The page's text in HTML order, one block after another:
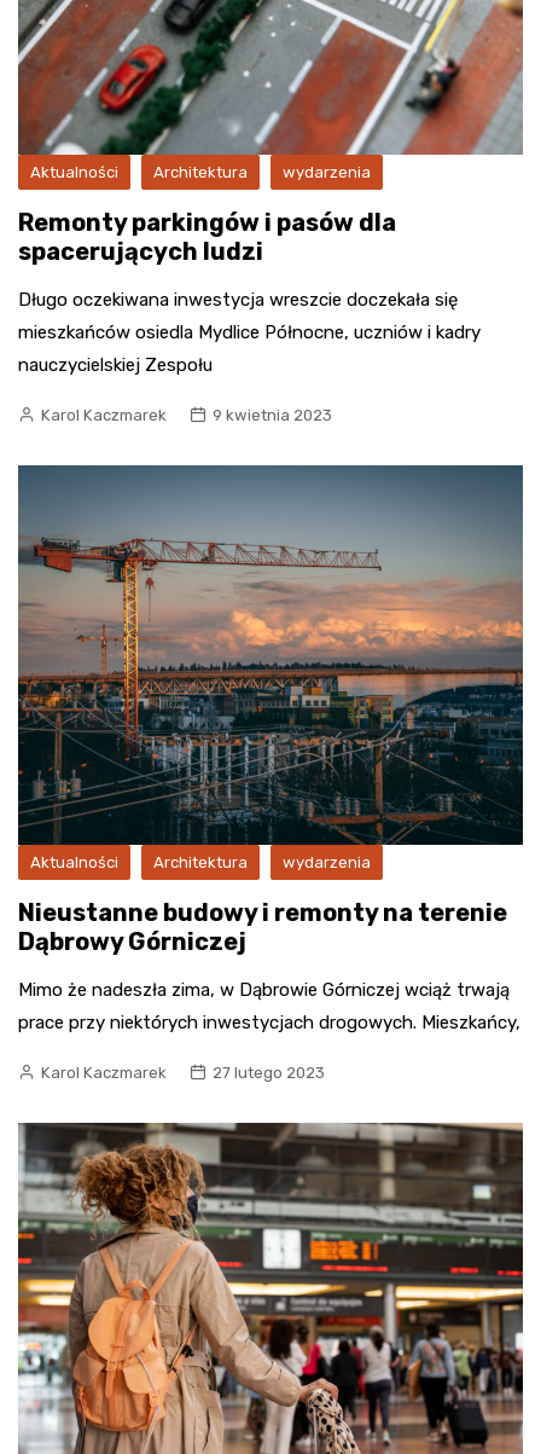
Aktualności Architektura wydarzenia
Remonty parkingów i pasów dla
spacerujących ludzi
Długo oczekiwana inwestycja wreszcie doczekała się
mieszkańców osiedla Mydlice Północne, uczniów i kadry
nauczycielskiej Zespołu
Karol Kaczmarek 9 kwietnia 2023
Aktualności Architektura wydarzenia
Nieustanne budowy i remonty na terenie
Dąbrowy Górniczej
Mimo że nadeszła zima, w Dąbrowie Górniczej wciąż trwają
prace przy niektórych inwestycjach drogowych. Mieszkańcy,
Karol Kaczmarek 27 lutego 2023